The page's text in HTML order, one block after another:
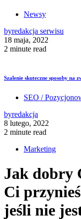
Newsy
byredakcja serwisu
18 maja, 2022
2 minute read
Szalenie skuteczne sposoby na
SEO /
byredakcja
8 lutego, 2022
2 minute read
Marketing
Jak dobry
Ci
jeśli nie